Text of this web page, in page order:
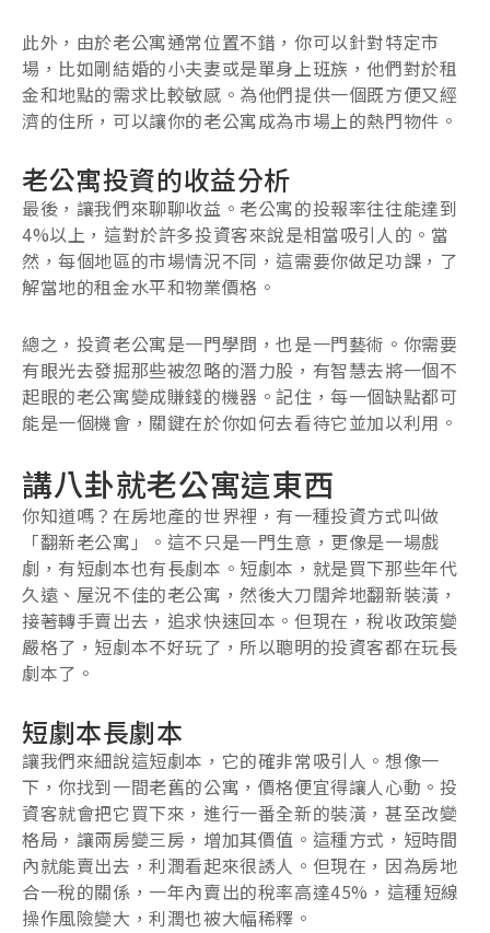
此外，由於老公寓通常位置不錯，你可以針對特定市
場，比如剛結婚的小夫妻或是單身上班族，他們對於租
金和地點的需求比較敏感。為他們提供一個既方便又經
濟的住所，可以讓你的老公寓成為市場上的熱門物件。
老公寓投資的收益分析
最後，讓我們來聊聊收益。老公寓的投報率往往能達到
4%以上，這對於許多投資客來說是相當吸引人的。當
然，每個地區的市場情況不同，這需要你做足功課，了
解當地的租金水平和物業價格。
總之，投資老公寓是一門學問，也是一門藝術。你需要
有眼光去發掘那些被忽略的潛力股，有智慧去將一個不
起眼的老公寓變成賺錢的機器。記住，每一個缺點都可
能是一個機會，關鍵在於你如何去看待它並加以利用。
講八卦就老公寓這東西
你知道嗎？在房地產的世界裡，有一種投資方式叫做
「翻新老公寓」。這不只是一門生意，更像是一場戲
劇，有短劇本也有長劇本。短劇本，就是買下那些年代
久遠、屋況不佳的老公寓，然後大刀闊斧地翻新裝潢，
接著轉手賣出去，追求快速回本。但現在，稅收政策變
嚴格了，短劇本不好玩了，所以聰明的投資客都在玩長
劇本了。
短劇本長劇本
讓我們來細說這短劇本，它的確非常吸引人。想像一
下，你找到一間老舊的公寓，價格便宜得讓人心動。投
資客就會把它買下來，進行一番全新的裝潢，甚至改變
格局，讓兩房變三房，增加其價值。這種方式，短時間
內就能賣出去，利潤看起來很誘人。但現在，因為房地
合一稅的關係，一年內賣出的稅率高達45%，這種短線
操作風險變大，利潤也被大幅稀釋。